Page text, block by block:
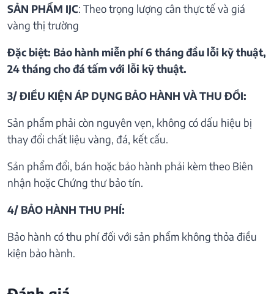
SẢN PHẨM IJC: Theo trọng lượng cân thực tế và giá
vàng thị trường
Đặc biệt: Bảo hành miễn phí 6 tháng đầu lỗi kỹ thuật,
24 tháng cho đá tấm với lỗi kỹ thuật.
3/ ĐIỀU KIỆN ÁP DỤNG BẢO HÀNH VÀ THU ĐỒI:
Sản phẩm phải còn nguyên vẹn, không có dấu hiệu bị
thay đổi chất liệu vàng, đá, kết cấu.
Sản phẩm đổi, bán hoặc bảo hành phải kèm theo Biên
nhận hoặc Chứng thư bảo tín.
4/ BẢO HÀNH THU PHÍ:
Bảo hành có thu phí đối với sản phẩm không thỏa điều
kiện bảo hành.